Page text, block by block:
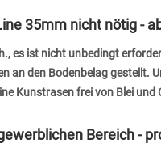
35mm nicht nötig -
es ist nicht unbedingt
den Bodenbelag gestellt.
Kunstrasen frei von Blei
Bereich -